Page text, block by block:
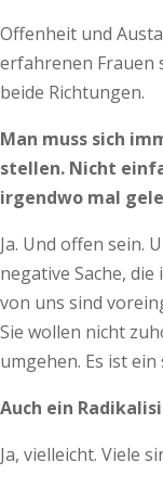
Offenheit und
erfahrenen Frauen
beide Richtungen.
Man muss sich
stellen. Nicht
irgendwo mal
Ja. Und offen sein.
negative Sache,
von uns sind
Sie wollen nicht
umgehen. Es ist
Auch ein
Ja, vielleicht. Viele